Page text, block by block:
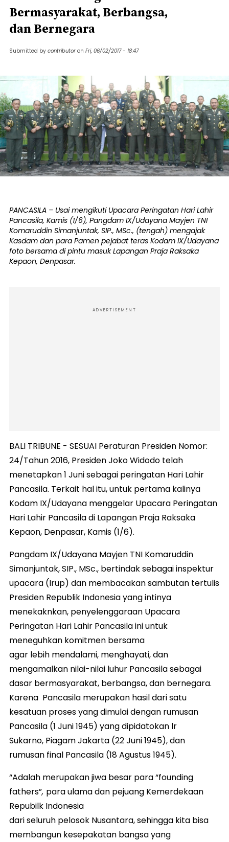
Bermasyarakat, Berbangsa,
dan Bernegara
Submitted by contributor on Fri, 06/02/2017 - 18:47
PANCASILA – Usai mengikuti Upacara Peringatan Hari Lahir
Pancasila, Kamis (1/6), Pangdam IX/Udayana Mayjen TNI
Komaruddin Simanjuntak, SIP., MSc., (tengah) mengajak
Kasdam dan para Pamen pejabat teras Kodam IX/Udayana
foto bersama di pintu masuk Lapangan Praja Raksaka
Kepaon, Denpasar.
ADVERTISEMENT
BALI TRIBUNE - SESUAI Peraturan Presiden Nomor:
24/Tahun 2016, Presiden Joko Widodo telah
menetapkan 1 Juni sebagai peringatan Hari Lahir
Pancasila. Terkait hal itu, untuk pertama kalinya
Kodam IX/Udayana menggelar Upacara Peringatan
Hari Lahir Pancasila di Lapangan Praja Raksaka
Kepaon, Denpasar, Kamis (1/6).
Pangdam IX/Udayana Mayjen TNI Komaruddin
Simanjuntak, SIP., MSc., bertindak sebagai inspektur
upacara (Irup) dan membacakan sambutan tertulis
Presiden Republik Indonesia yang intinya
menekaknkan, penyelenggaraan Upacara
Peringatan Hari Lahir Pancasila ini untuk
meneguhkan komitmen bersama
agar lebih mendalami, menghayati, dan
mengamalkan nilai-nilai luhur Pancasila sebagai
dasar bermasyarakat, berbangsa, dan bernegara.
Karena Pancasila merupakan hasil dari satu
kesatuan proses yang dimulai dengan rumusan
Pancasila (1 Juni 1945) yang dipidatokan lr
Sukarno, Piagam Jakarta (22 Juni 1945), dan
rumusan final Pancasila (18 Agustus 1945).
“Adalah merupakan jiwa besar para “founding
fathers”, para ulama dan pejuang Kemerdekaan
Repubilk Indonesia
dari seluruh pelosok Nusantara, sehingga kita bisa
membangun kesepakatan bangsa yang